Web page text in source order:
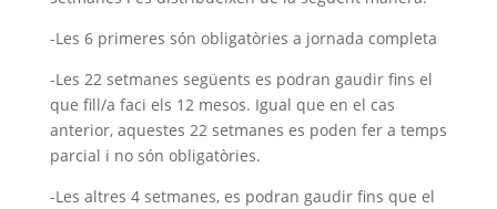
-Les 6 primeres són obligatòries a jornada completa
-Les 22 setmanes següents es podran gaudir fins el
que fill/a faci els 12 mesos. Igual que en el cas
anterior, aquestes 22 setmanes es poden fer a temps
parcial i no són obligatòries.
-Les altres 4 setmanes, es podran gaudir fins que el